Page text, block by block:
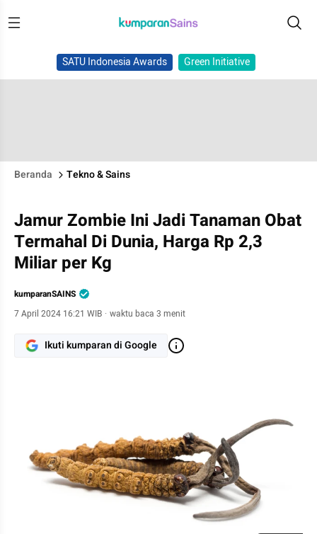
SATU Indonesia Awards Green Initiative
Beranda Tekno & Sains
Jamur Zombie Ini Jadi Tanaman Obat
Termahal Di Dunia, Harga Rp 2,3
Miliar per Kg
kumparanSAINS
7 April 2024 16:21 WIB · waktu baca 3 menit
Ikuti kumparan di Google